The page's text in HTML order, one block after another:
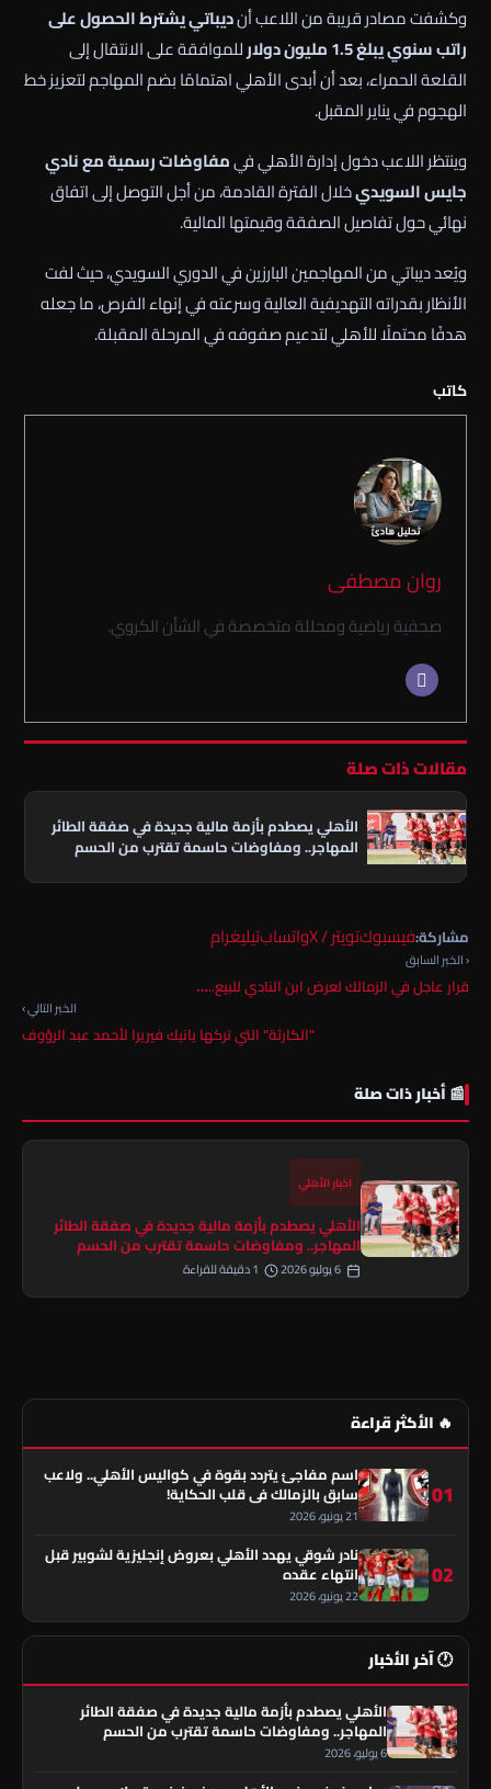
وكشفت مصادر قريبة من اللاعب أنديباتي يشترط الحصول على
راتب سنوي يبلغ 1.5 مليون دولار
للموافقة على الانتقال إلى
القلعة الحمراء، بعد أن أبدى الأهلي اهتمامًا بضم المهاجم لتعزيز خط
الهجوم في يناير المقبل.
وينتظر اللاعب دخول إدارة الأهلي فيمفاوضات رسمية مع نادي
جايس السويديخلال الفترة القادمة، من أجل التوصل إلى اتفاق
نهائي حول تفاصيل الصفقة وقيمتها المالية.
ويُعد ديباتي من المهاجمين البارزين في الدوري السويدي، حيث لفت
الأنظار بقدراته التهديفية العالية وسرعته في إنهاء الفرص، ما جعله
هدفًا محتملًا للأهلي لتدعيم صفوفه في المرحلة المقبلة.
كاتب
روان مصطفى
صحفية رياضية ومحللة متخصصة في الشأن الكروي.
مقالات ذات صلة
الأهلي يصطدم بأزمة مالية جديدة في صفقة الطائر
المهاجر.. ومفاوضات حاسمة تقترب من الحسم
مشاركة:فيسبوكتويتر / X واتسابتيليغرام
‹ الخبر السابق
قرار عاجل في الزمالك لعرض ابن النادي للبيع..…
الخبر التالي ›
"الكارثة" التي تركها يانيك فيريرا لأحمد عبد الرؤوف
📰 أخبار ذات صلة
اخبار الأهلي
الأهلي يصطدم بأزمة مالية جديدة في صفقة الطائر
المهاجر.. ومفاوضات حاسمة تقترب من الحسم
🔥 الأكثر قراءة
01
اسم مفاجئ يتردد بقوة في كواليس الأهلي.. ولاعب
سابق بالزمالك في قلب الحكاية!
21 يونيو، 2026
02
نادر شوقي يهدد الأهلي بعروض إنجليزية لشوبير قبل
انتهاء عقده
22 يونيو، 2026
🕐 آخر الأخبار
الأهلي يصطدم بأزمة مالية جديدة في صفقة الطائر
المهاجر.. ومفاوضات حاسمة تقترب من الحسم
6 يوليو، 2026